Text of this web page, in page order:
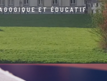
ET ÉDUCATIF